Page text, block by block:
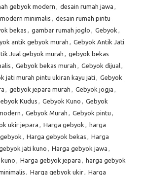
gebyok modern , desain rumah jawa ,
minimalis , desain rumah pintu
bekas , gambar rumah joglo , Gebyok ,
antik gebyok murah , Gebyok Antik Jati
Jual gebyok murah , gebyok bekas
, Gebyok bekas murah , Gebyok dijual,
jati murah pintu ukiran kayu jati , Gebyok
, gebyok jepara murah , Gebyok jogja ,
Kudus , Gebyok Kuno , Gebyok
, Gebyok Murah , Gebyok pintu ,
ukir jepara , Harga gebyok , harga
, Harga gebyok bekas , Harga
jati kuno , Harga gebyok jawa ,
, Harga gebyok jepara , harga gebyok
, Harga gebyok ukir, Harga